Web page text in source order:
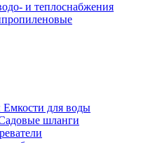
и теплоснабжения
Емкости для воды
шланги